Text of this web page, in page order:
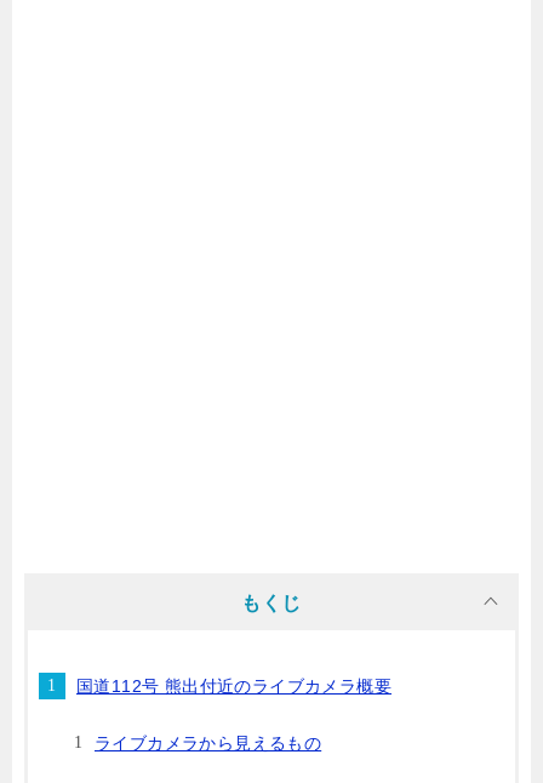
もくじ
国道112号 熊出付近のライブカメラ概要
ライブカメラから見えるもの